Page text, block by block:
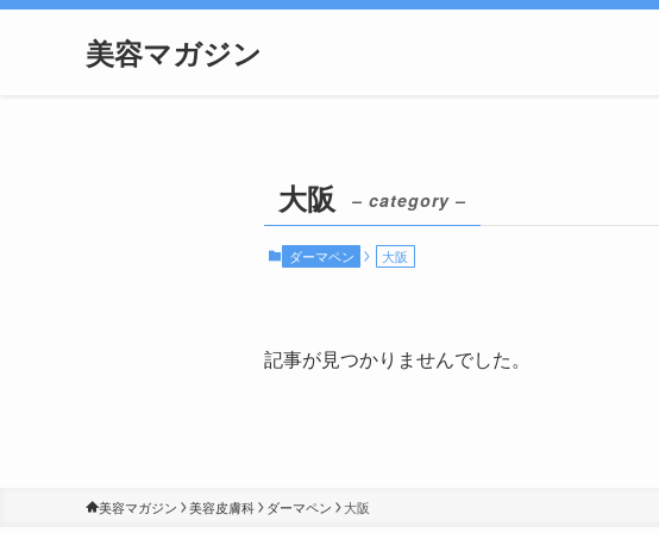
美容マガジン
大阪 – category –
ダーマペン 大阪
記事が見つかりませんでした。
美容マガジン 美容皮膚科 ダーマペン 大阪